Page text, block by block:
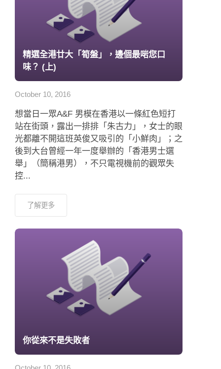
精選全港廿大「筍盤」，邊個最啱您口
味？ (上)
October 10, 2016
想當日一眾A&F 男模在香港以一條紅色短打
站在街頭，露出一排排「朱古力」，女士的眼
光都離不開這班英俊又吸引的「小鮮肉」；之
後到大台曾經一年一度舉辦的「香港男士選
舉」（簡稱港男），不只電視機前的觀眾失
控...
了解更多
你從來不是失敗者